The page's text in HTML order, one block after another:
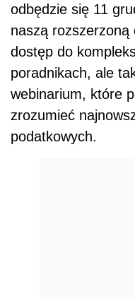
odbędzie się 11
naszą
dostęp do
poradnikach, ale
webinarium, które
zrozumieć
podatkowych.